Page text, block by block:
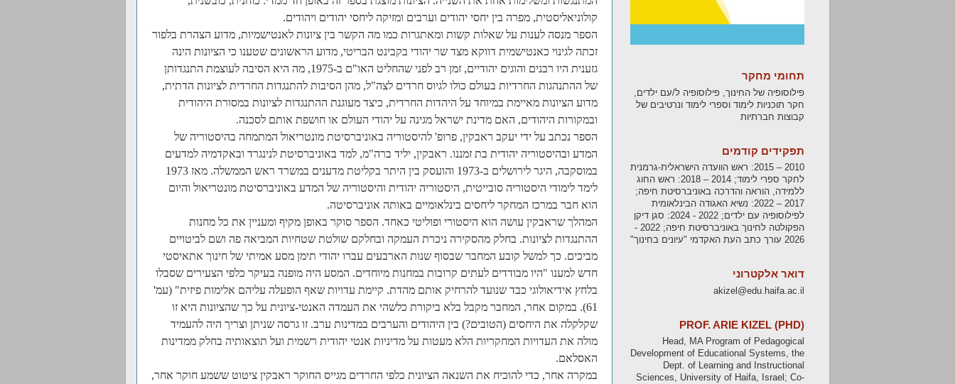
קולוניאליסטית, מפרה בין יחסי יהודים וערבים ומזיקה ליחסי יהודים ויהודים.
הספר מנסה לענות על שאלות קשות ומאתגרות כמו מה הקשר בין ציונות לאנטישמיות, מדוע הצהרת בלפור
זכתה לגינוי כאנטישמית דווקא מצד שר יהודי בקבינט הבריטי, מדוע הראשונים שטענו כי הציונות הינה
גזענית היו רבנים והוגים יהודיים, זמן רב לפני שהחליט האו"ם ב-1975, מה היא הסיבה לעוצמת התנגדותן
של ההתנהגות החרדיות בעולם כולו לגיוס חרדים לצה"ל, מהן הסיבות להתנגדות החרדית לציונות הדתית,
מדוע הציונות מאיימת במיוחד על היהדות החרדית, כיצד מעוגנת ההתנגדות לציונות במסורת היהודית
ובמקורות היהודים, האם מדינת ישראל מגינה על יהודי העולם או חושפת אותם לסכנה.
הספר נכתב על ידי יעקב ראבקין, פרופ' להיסטוריה באוניברסיטת מונטריאול המתמחה בהיסטוריה של
המדע ובהיסטוריה יהודית בת זמננו. ראבקין, יליד ברה"מ, למד באוניברסיטת לנינגרד ובאקדמיה למדעים
במוסקבה, היגר לירושלים ב-1973 והועסק בין היתר בקליטת מדענים במשרד ראש הממשלה. מאז 1973
לימד לימודי היסטוריה סובייטית, היסטוריה יהודית והיסטוריה של המדע באוניברסיטת מונטריאול והיום
הוא חבר במרכז המחקר ליחסים בינלאומיים באותה אוניברסיטה.
המהלך שראבקין עושה הוא היסטורי ופוליטי כאחד. הספר סוקר באופן מקיף ומעניין את כל מחנות
ההתנגדות לציונות. בחלק מהסקירה ניכרת העמקה ובחלקם שולטת שטחיות המביאה פה ושם לביטויים
מביכים. כך למשל קובע המחבר שבסוף שנות הארבעים עברו יהודי תימן מסע אמיתי של חינוך אתאיסטי
חדש למענו "היו מבודדים לעתים קרובות במחנות מיוחדים. המסע היה מופנה בעיקר כלפי הצעירים שסבלו
בלחץ אידיאולוגי כבד שנועד להרחיק אותם מהדת. קיימת עדויות שאף הופעלה עליהם אלימות פיזית" (עמ'
61). במקום אחר, המחבר מקבל בלא ביקורת כלשהי את העמדה האנטי-ציונית על כך שהציונות היא זו
שקלקלה את היחסים (הטובים?) בין היהודים והערבים במדינות ערב. זו גרסה שניתן וצריך היה להעמיד
מולה את העדויות המחקריות הלא מעטות על מדיניות אנטי יהודית רשמית ועל תוצאותיה בחלק ממדינות
האסלאם.
במקרה אחר, כדי להוכיח את השנאה הציונית כלפי החרדים מגייס החוקר ראבקין ציטוט ששמע חוקר אחר,
תחומי מחקר
פילוסופיה של החינוך, פילוסופיה ל/עם ילדים,
חקר תוכניות לימוד וספרי לימוד ונרטיבים של
קבוצות חברתיות
תפקידים קודמים
2010 – 2015: ראש הוועדה הישראלית-גרמנית
לחקר ספרי לימוד; 2014 – 2018: ראש החוג
ללמידה, הוראה והדרכה באוניברסיטת חיפה;
2017 – 2022: נשיא האגודה הבינלאומית
לפילוסופיה עם ילדים; 2022 - 2024: סגן דיקן
הפקולטה לחינוך באוניברסיטת חיפה; 2022 -
2026 עורך כתב העת האקדמי "עיונים בחינוך"
דואר אלקטרוני
akizel@edu.haifa.ac.il
PROF. ARIE KIZEL (PHD)
Head, MA Program of Pedagogical
Development of Educational Systems, the
Dept. of Learning and Instructional
Sciences, University of Haifa, Israel; Co-